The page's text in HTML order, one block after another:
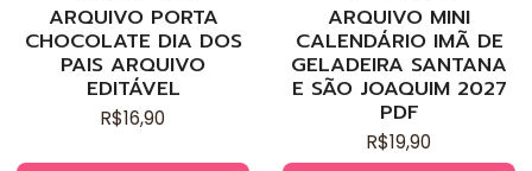
ARQUIVO PORTA
CHOCOLATE DIA DOS
PAIS ARQUIVO
EDITÁVEL
R$16,90
ARQUIVO MINI
CALENDÁRIO IMÃ DE
GELADEIRA SANTANA
E SÃO JOAQUIM 2027
PDF
R$19,90